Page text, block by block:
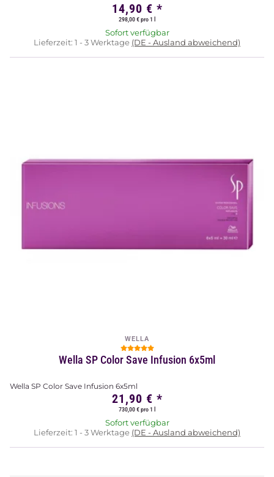
14,90 € *
298,00 € pro 1 l
Sofort verfügbar
Lieferzeit: 1 - 3 Werktage (DE - Ausland abweichend)
WELLA
Wella SP Color Save Infusion 6x5ml
Wella SP Color Save Infusion 6x5ml
21,90 € *
730,00 € pro 1 l
Sofort verfügbar
Lieferzeit: 1 - 3 Werktage (DE - Ausland abweichend)